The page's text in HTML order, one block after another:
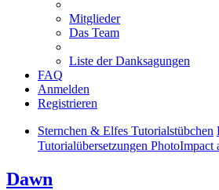
Mitglieder
Das Team
Liste der Danksagungen
FAQ
Anmelden
Registrieren
Sternchen & Elfes Tutorialstübchen
Tutorialübersetzungen PhotoImpact
Dawn